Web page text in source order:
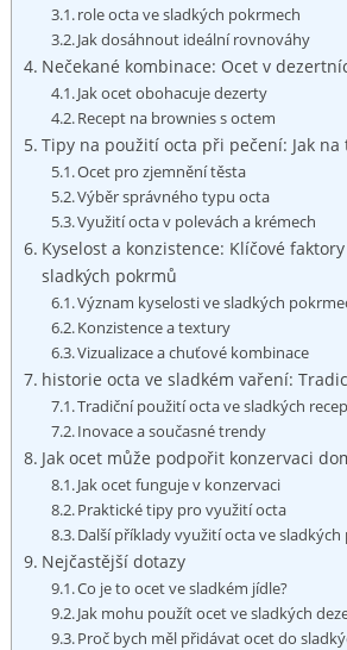
role octa ve sladkých pokrmech
Jak ‍dosáhnout ideální rovnováhy
Nečekané ​kombinace: Ocet v
Jak ocet obohacuje dezerty
Recept na brownies s ​octem
Tipy na použití​ octa při pečení: Jak na
Ocet pro zjemnění těsta
Výběr‍ správného typu⁣ octa
Využití octa v polevách a krémech
Kyselost ⁢a konzistence: Klíčové
sladkých ‍pokrmů
Význam kyselosti ‌ve sladkých
Konzistence a textury
Vizualizace a chuťové kombinace
historie octa ve sladkém vaření:
Tradiční použití octa ve sladkých
Inovace a ​současné trendy
Jak‍ ocet může podpořit konzervaci⁢
Jak⁤ ocet funguje ⁤v konzervaci
Praktické tipy pro využití octa
Další příklady využití octa ve
Nejčastější dotazy
Co ​je to ocet ve sladkém jídle?
Jak mohu ​použít⁢ ocet ve sladkých
Proč ‍bych měl přidávat ocet do